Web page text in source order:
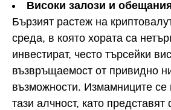
Високи залози и
Бързият растеж на
среда, в която хората са
инвестират, често търсейки
възвръщаемост от привидно
възможности. Измамниците се
тази алчност, като представят